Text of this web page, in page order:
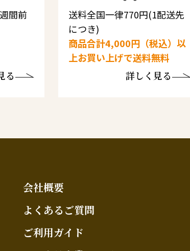
間前
る
送料全国一律770円(1配送先
につき)
商品合計4,000円（税込）以
上お買い上げで送料無料
詳しく見る
会社概要
よくあるご質問
ご利用ガイド